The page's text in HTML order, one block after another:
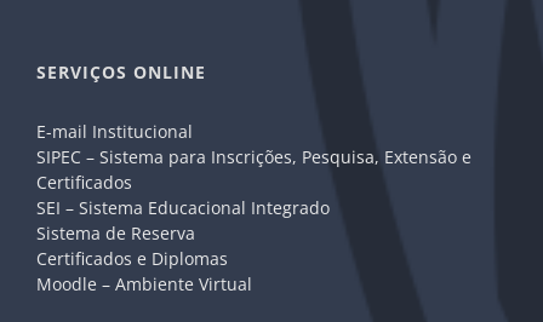
SERVIÇOS ONLINE
E-mail Institucional
SIPEC – Sistema para Inscrições, Pesquisa, Extensão e
Certificados
SEI – Sistema Educacional Integrado
Sistema de Reserva
Certificados e Diplomas
Moodle – Ambiente Virtual